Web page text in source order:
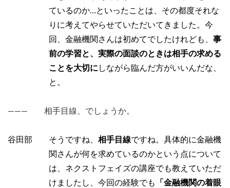
ているのか…といったことは、その都度それな
りに考えてやらせていただいてきました。今
回、金融機関さんは初めてでしたけれども、 事
前の学習と、実際の面談のときは相手の求める
ことを大切に しながら臨んだ方がいいんだな、
と。
――― 相手目線、でしょうか。
谷田部 そうですね、 相手目線ですね。具体的に金融機
関さんが何を求めているのかという点について
は、ネクストフェイズの講座でも教えていただ
けましたし、今回の経験でも
「金融機関の着眼